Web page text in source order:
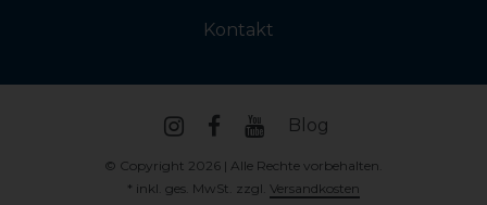
Kontakt
Blog
© Copyright 2026 | Alle Rechte vorbehalten.
* inkl. ges. MwSt. zzgl. Versandkosten